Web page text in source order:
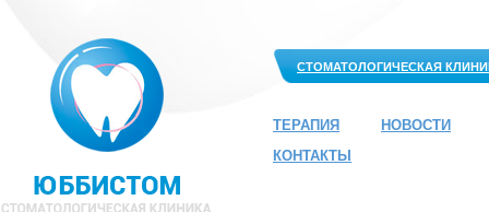
СТОМАТОЛОГИЧЕСКАЯ
ТЕРАПИЯ
НОВОСТИ
КОНТАКТЫ